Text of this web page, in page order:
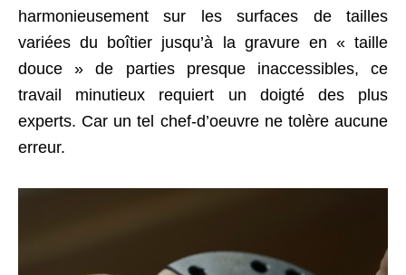
harmonieusement sur les surfaces de tailles
variées du boîtier jusqu’à la gravure en « taille
douce » de parties presque inaccessibles, ce
travail minutieux requiert un doigté des plus
experts. Car un tel chef-d’oeuvre ne tolère aucune
erreur.